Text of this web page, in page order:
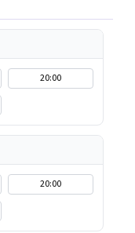
20:00
20:00